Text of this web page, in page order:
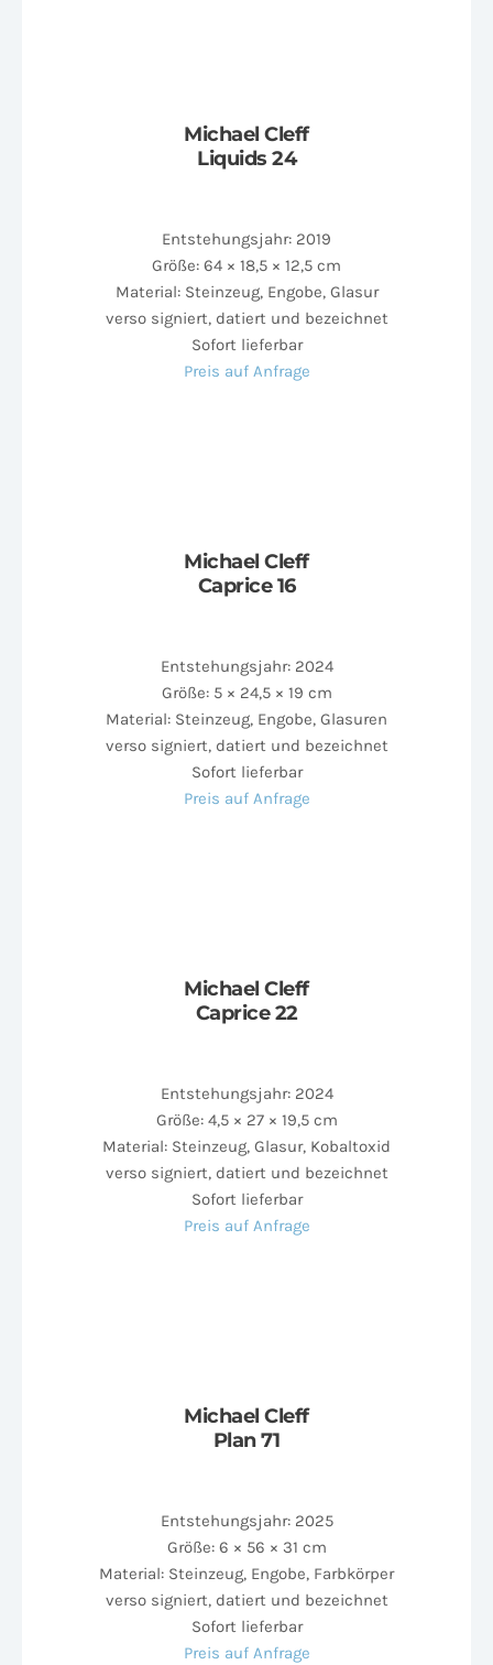
Michael Cleff
Liquids 24
Entstehungsjahr: 2019
Größe: 64 × 18,5 × 12,5 cm
Material: Steinzeug, Engobe, Glasur
verso signiert, datiert und bezeichnet
Sofort lieferbar
Preis auf Anfrage
Michael Cleff
Caprice 16
Entstehungsjahr: 2024
Größe: 5 × 24,5 × 19 cm
Material: Steinzeug, Engobe, Glasuren
verso signiert, datiert und bezeichnet
Sofort lieferbar
Preis auf Anfrage
Michael Cleff
Caprice 22
Entstehungsjahr: 2024
Größe: 4,5 × 27 × 19,5 cm
Material: Steinzeug, Glasur, Kobaltoxid
verso signiert, datiert und bezeichnet
Sofort lieferbar
Preis auf Anfrage
Michael Cleff
Plan 71
Entstehungsjahr: 2025
Größe: 6 × 56 × 31 cm
Material: Steinzeug, Engobe, Farbkörper
verso signiert, datiert und bezeichnet
Sofort lieferbar
Preis auf Anfrage